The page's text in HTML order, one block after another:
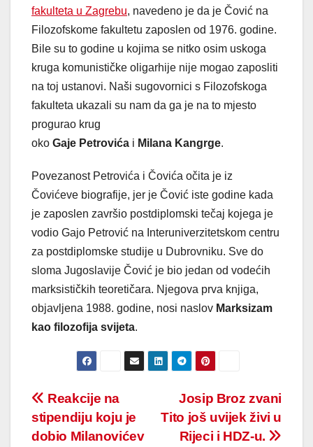
fakulteta u Zagrebu, navedeno je da je Čović na
Filozofskome fakultetu zaposlen od 1976. godine.
Bile su to godine u kojima se nitko osim uskoga
kruga komunističke oligarhije nije mogao zaposliti
na toj ustanovi. Naši sugovornici s Filozofskoga
fakulteta ukazali su nam da ga je na to mjesto
progurao krug
oko Gaje Petrovića i Milana Kangrge.
Povezanost Petrovića i Čovića očita je iz
Čovićeve biografije, jer je Čović iste godine kada
je zaposlen završio postdiplomski tečaj kojega je
vodio Gajo Petrović na Interuniverzitetskom centru
za postdiplomske studije u Dubrovniku. Sve do
sloma Jugoslavije Čović je bio jedan od vodećih
marksističkih teoretičara. Njegova prva knjiga,
objavljena 1988. godine, nosi naslov Marksizam
kao filozofija svijeta.
Post
navigation
Josip Broz zvani
Tito još uvijek živi u
Rijeci i HDZ-u.
Reakcije na
stipendiju koju je
dobio Milanovićev